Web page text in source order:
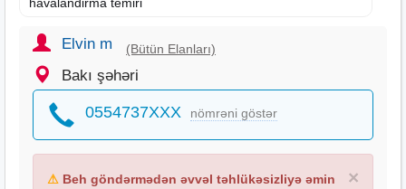
havalandirma isleri
Elvin m (Bütün Elanları)
Bakı şəhəri
0554737XXX nömrəni göstər
×
⚠ Beh göndərmədən əvvəl təhlükəsizliyə əmin